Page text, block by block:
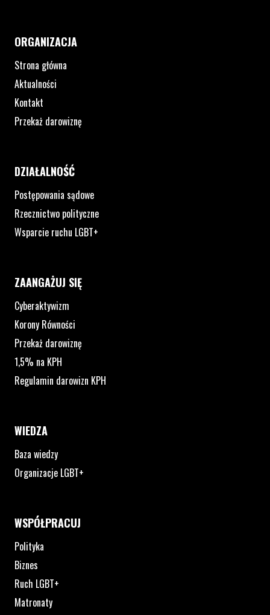
ORGANIZACJA
Strona główna
Aktualności
Kontakt
Przekaż darowiznę
DZIAŁALNOŚĆ
Postępowania sądowe
Rzecznictwo polityczne
Wsparcie ruchu LGBT+
ZAANGAŻUJ SIĘ
Cyberaktywizm
Korony Równości
Przekaż darowiznę
1,5% na KPH
Regulamin darowizn KPH
WIEDZA
Baza wiedzy
Organizacje LGBT+
WSPÓŁPRACUJ
Polityka
Biznes
Ruch LGBT+
Matronaty